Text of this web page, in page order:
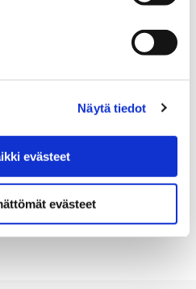
Näytä tiedot
evästeet
evästeet
(3.K.83)
3.K. Yhteistyö